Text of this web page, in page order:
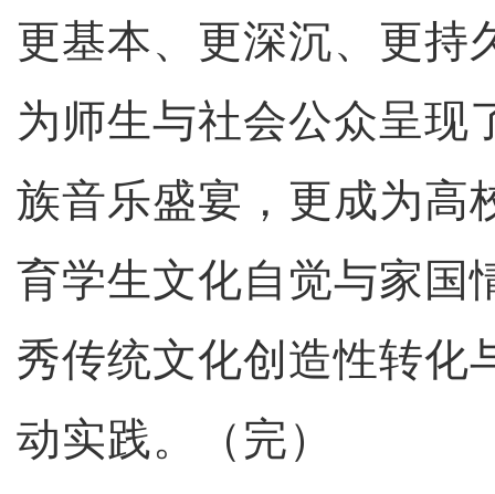
更基本、更深沉、更持
为师生与社会公众呈现
族音乐盛宴，更成为高
育学生文化自觉与家国
秀传统文化创造性转化
动实践。（完）